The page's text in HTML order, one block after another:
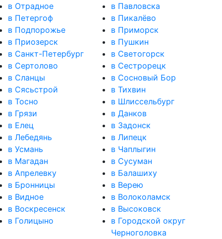
в Отрадное
в Павловска
в Петергоф
в Пикалёво
в Подпорожье
в Приморск
в Приозерск
в Пушкин
в Санкт-Петербург
в Светогорск
в Сертолово
в Сестрорецк
в Сланцы
в Сосновый Бор
в Сясьстрой
в Тихвин
в Тосно
в Шлиссельбург
в Грязи
в Данков
в Елец
в Задонск
в Лебедянь
в Липецк
в Усмань
в Чаплыгин
в Магадан
в Сусуман
в Апрелевку
в Балашиху
в Бронницы
в Верею
в Видное
в Волоколамск
в Воскресенск
в Высоковск
в Голицыно
в Городской округ
Черноголовка